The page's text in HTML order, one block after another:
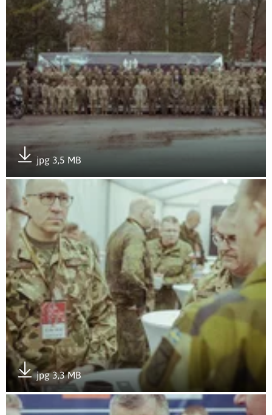
jpg 3,5 MB
Otwórz załącznik Sympozjum wojsk obrony terytorialnej z
jpg 3,3 MB
Pobierz załącznik
Otwórz załącznik Sympozjum wojsk obrony terytorialnej z